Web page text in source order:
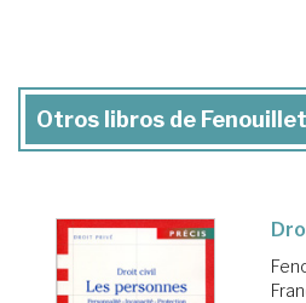
Otros libros de